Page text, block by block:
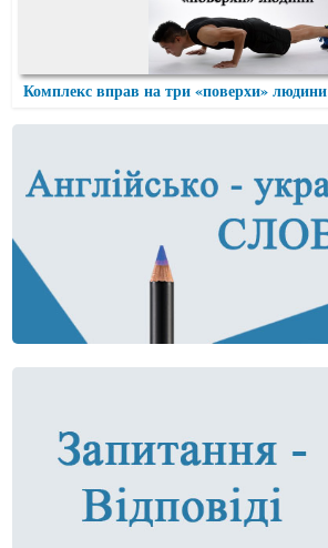
Комплекс вправ на три «поверхи» людини